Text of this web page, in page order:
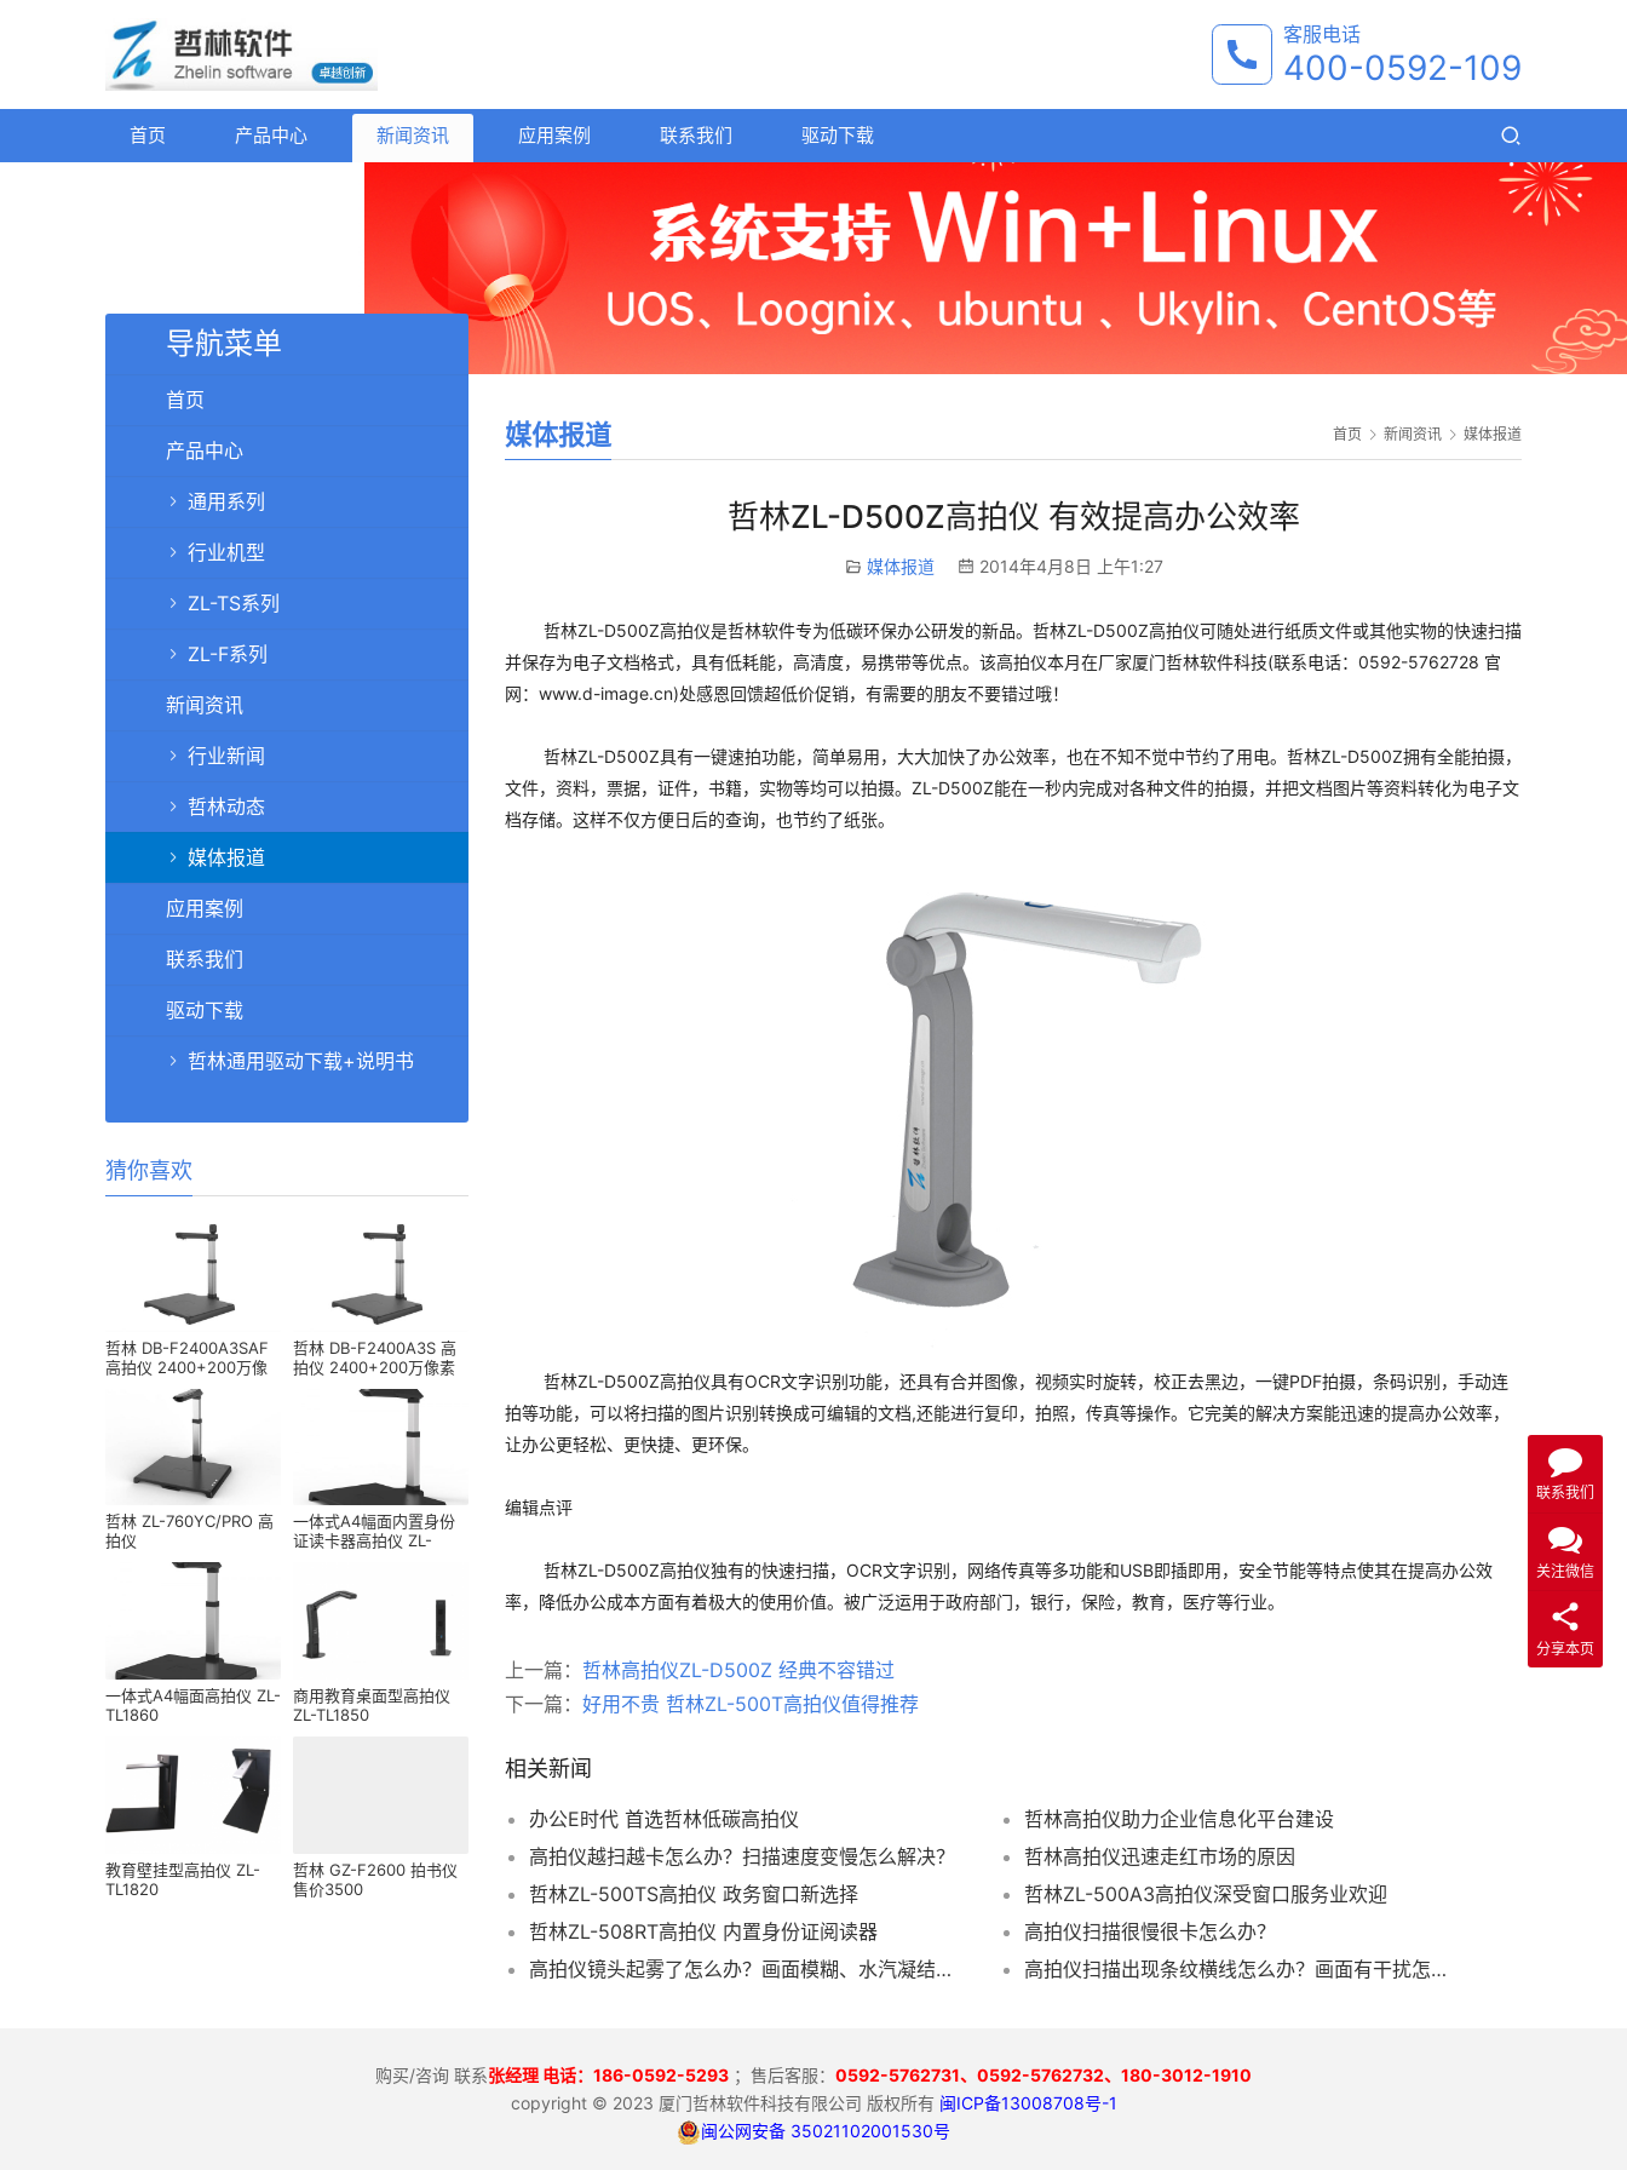
客服电话
400-0592-109
首页 产品中心 新闻资讯 应用案例 联系我们 驱动下载
首页 新闻资讯 媒体报道
媒体报道
哲林ZL-D500Z高拍仪 有效提高办公效率
媒体报道 2014年4月8日 上午1:27
哲林ZL-D500Z高拍仪是哲林软件专为低碳环保办公研发的新品。哲林ZL-D500Z高拍仪可随处进行纸质文件或其他实物的快速扫描
并保存为电子文档格式，具有低耗能，高清度，易携带等优点。该高拍仪本月在厂家厦门哲林软件科技(联系电话：0592-5762728 官
网：www.d-image.cn)处感恩回馈超低价促销，有需要的朋友不要错过哦！
哲林ZL-D500Z具有一键速拍功能，简单易用，大大加快了办公效率，也在不知不觉中节约了用电。哲林ZL-D500Z拥有全能拍摄，
文件，资料，票据，证件，书籍，实物等均可以拍摄。ZL-D500Z能在一秒内完成对各种文件的拍摄，并把文档图片等资料转化为电子文
档存储。这样不仅方便日后的查询，也节约了纸张。
哲林ZL-D500Z高拍仪具有OCR文字识别功能，还具有合并图像，视频实时旋转，校正去黑边，一键PDF拍摄，条码识别，手动连
拍等功能，可以将扫描的图片识别转换成可编辑的文档,还能进行复印，拍照，传真等操作。它完美的解决方案能迅速的提高办公效率，
让办公更轻松、更快捷、更环保。
编辑点评
哲林ZL-D500Z高拍仪独有的快速扫描，OCR文字识别，网络传真等多功能和USB即插即用，安全节能等特点使其在提高办公效
率，降低办公成本方面有着极大的使用价值。被广泛运用于政府部门，银行，保险，教育，医疗等行业。
上一篇： 哲林高拍仪ZL-D500Z 经典不容错过
下一篇： 好用不贵 哲林ZL-500T高拍仪值得推荐
相关新闻
办公E时代 首选哲林低碳高拍仪
哲林高拍仪助力企业信息化平台建设
高拍仪越扫越卡怎么办？扫描速度变慢怎么解决？
哲林高拍仪迅速走红市场的原因
哲林ZL-500TS高拍仪 政务窗口新选择
哲林ZL-500A3高拍仪深受窗口服务业欢迎
哲林ZL-508RT高拍仪 内置身份证阅读器
高拍仪扫描很慢很卡怎么办？
高拍仪镜头起雾了怎么办？画面模糊、水汽凝结怎么处理？
高拍仪扫描出现条纹横线怎么办？画面有干扰怎么排查？
导航菜单
首页
产品中心
通用系列
行业机型
ZL-TS系列
ZL-F系列
新闻资讯
行业新闻
哲林动态
媒体报道
应用案例
联系我们
驱动下载
哲林通用驱动下载+说明书
猜你喜欢
哲林 DB-F2400A3SAF
高拍仪 2400+200万像
哲林 DB-F2400A3S 高
拍仪 2400+200万像素
哲林 ZL-760YC/PRO 高
拍仪
一体式A4幅面内置身份
证读卡器高拍仪 ZL-
一体式A4幅面高拍仪 ZL-
TL1860
商用教育桌面型高拍仪
ZL-TL1850
教育壁挂型高拍仪 ZL-
TL1820
哲林 GZ-F2600 拍书仪
售价3500
购买/咨询 联系张经理 电话：186-0592-5293 ；售后客服： 0592-5762731、 0592-5762732、180-3012-1910
copyright © 2023 厦门哲林软件科技有限公司 版权所有 闽ICP备13008708号-1
闽公网安备 35021102001530号
联系我们
关注微信
分享本页